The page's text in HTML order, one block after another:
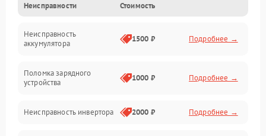
Работа с нагрузкой
Звук и индикация
Неисправности Стоимость
Неисправность
аккумулятора
1500 ₽ Подробнее →
Поломка зарядного
устройства
1000 ₽ Подробнее →
Неисправность инвертора 2000 ₽ Подробнее →